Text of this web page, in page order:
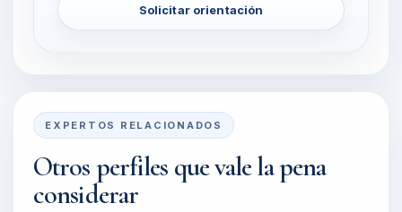
Solicitar orientación
EXPERTOS RELACIONADOS
Otros perfiles que vale la pena
considerar